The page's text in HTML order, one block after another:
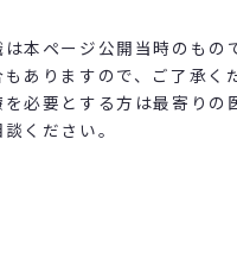
本ページ公開当時のもの
ありますので、ご了承く
必要とする方は最寄りの
ください。